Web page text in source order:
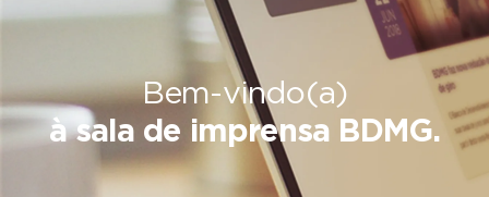
Bem-vindo(a)
à sala de imprensa BDMG.